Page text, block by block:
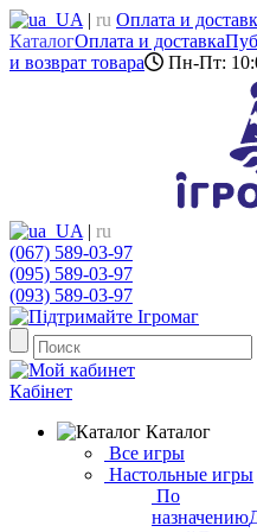
UA | ru Оплата и
КаталогОплата и доставка
и возврат товара
Пн-Пт:
UA | ru
(067) 589-03-97
(095) 589-03-97
(093) 589-03-97
Кабінет
Каталог
Все игры
Настольные игры
По
назначению